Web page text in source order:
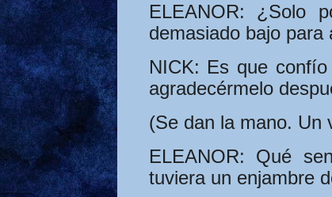
ELEANOR: ¿Solo
demasiado bajo para
NICK: Es que
agradecérmelo
(Se dan la mano. Un
ELEANOR: Qué
tuviera un enjambre